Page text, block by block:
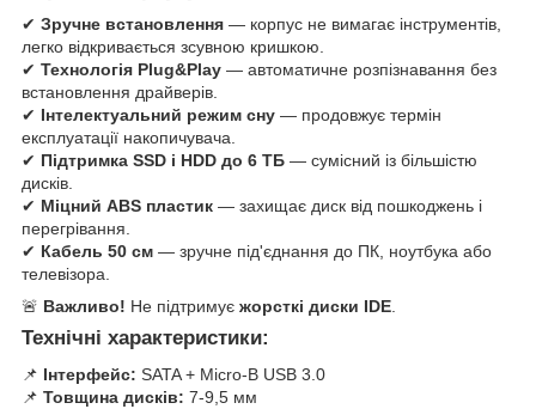
✔ Зручне встановлення — корпус не вимагає інструментів,
легко відкривається зсувною кришкою.
✔ Технологія Plug&Play — автоматичне розпізнавання без
встановлення драйверів.
✔ Інтелектуальний режим сну — продовжує термін
експлуатації накопичувача.
✔ Підтримка SSD і HDD до 6 ТБ — сумісний із більшістю
дисків.
✔ Міцний ABS пластик — захищає диск від пошкоджень і
перегрівання.
✔ Кабель 50 см — зручне під'єднання до ПК, ноутбука або
телевізора.
🚨 Важливо! Не підтримує жорсткі диски IDE.
Технічні характеристики:
📌 Інтерфейс: SATA + Micro-B USB 3.0
📌 Товщина дисків: 7-9,5 мм